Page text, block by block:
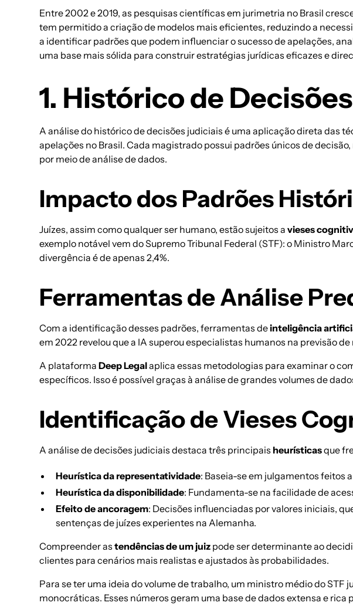
Entre 2002 e 2019, as pesquisas científicas em jurimetria no Brasil
tem permitido a criação de modelos mais eficientes, reduzindo a
a identificar padrões que podem influenciar o sucesso de apelações,
uma base mais sólida para construir estratégias jurídicas eficazes e
1. Histórico de
A análise do histórico de decisões judiciais é uma aplicação direta das
apelações no Brasil. Cada magistrado possui padrões únicos de
por meio deanálise de dados.
Impacto dos Padrões
Juízes, assim como qualquer ser humano, estão sujeitos avieses
exemplo notável vem do Supremo Tribunal Federal (STF): o Ministro
divergência é de apenas 2,4%.
Ferramentas de Análise
Com a identificação desses padrões, ferramentas deinteligência
em 2022 revelou que a IA superou especialistas humanos na previsão
A plataformaDeep Legalaplica essas metodologias para examinar o
específicos. Isso é possível graças àanálise de grandes volumes de
Identificação de Vieses
Aanálise de decisões judiciais destaca três principais heurísticasque
Heurística da representatividade: Baseia-se em julgamentos feitos
Heurística da disponibilidade: Fundamenta-se na facilidade de
Efeito de ancoragem: Decisões influenciadas por valores iniciais,
sentenças de juízes experientes na Alemanha.
Compreender astendências de um juiz pode ser determinante ao
clientes para cenários mais realistas e ajustados às probabilidades.
Para se ter uma ideia do volume de trabalho, um ministro médio do
monocráticas. Esses números geram uma base de dados extensa e rica